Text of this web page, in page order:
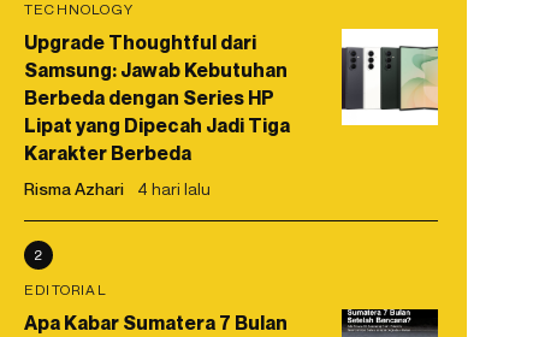
TECHNOLOGY
Upgrade Thoughtful dari
Samsung: Jawab Kebutuhan
Berbeda dengan Series HP
Lipat yang Dipecah Jadi Tiga
Karakter Berbeda
Risma Azhari 4 hari lalu
2
EDITORIAL
Apa Kabar Sumatera 7 Bulan